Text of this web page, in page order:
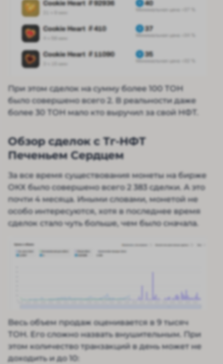
При этом сделок на сумму более 100 ТОН
было совершено всего 2. В реальности даже
более 30 ТОН мало кто выручил за свой НФТ.
Обзор сделок с Тг-НФТ
Печеньем Сердцем
За все время существования монеты на бирже
ОКХ было совершено всего 2 383 сделки. А это
почти 4 месяца. Иными словами, монетой не
особо интересуются, хотя в последнее время
сделок стало чуть больше, чем было сначала.
Весь объем продаж оценивается в 9 тысяч
ТОН. Его сложно назвать внушительным. При
этом количество транзакций в день может не
доходить и до 10: